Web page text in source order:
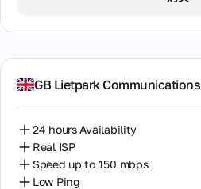
GB Lietpark Communications
24 hours Availability
Real ISP
Speed up to 150 mbps
Low Ping